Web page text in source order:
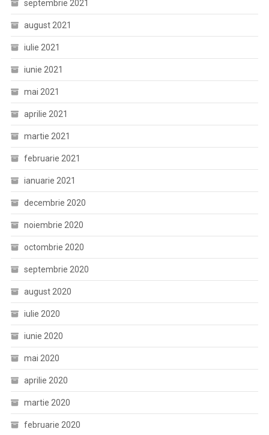
septembrie 2021
august 2021
iulie 2021
iunie 2021
mai 2021
aprilie 2021
martie 2021
februarie 2021
ianuarie 2021
decembrie 2020
noiembrie 2020
octombrie 2020
septembrie 2020
august 2020
iulie 2020
iunie 2020
mai 2020
aprilie 2020
martie 2020
februarie 2020